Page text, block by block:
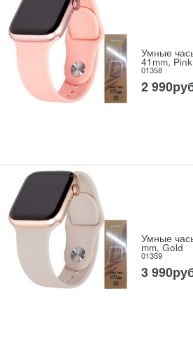
Умные
41mm, Pink
01358
2 990
Умные
mm, Gold
01359
3 990